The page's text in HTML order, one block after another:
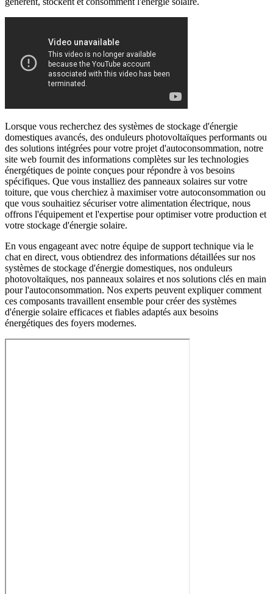
Lorsque vous recherchez des systèmes de stockage d'énergie
domestiques avancés, des onduleurs photovoltaïques performants ou
des solutions intégrées pour votre projet d'autoconsommation, notre
site web fournit des informations complètes sur les technologies
énergétiques de pointe conçues pour répondre à vos besoins
spécifiques. Que vous installiez des panneaux solaires sur votre
toiture, que vous cherchiez à maximiser votre autoconsommation ou
que vous souhaitiez sécuriser votre alimentation électrique, nous
offrons l'équipement et l'expertise pour optimiser votre production et
votre stockage d'énergie solaire.
En vous engageant avec notre équipe de support technique via le
chat en direct, vous obtiendrez des informations détaillées sur nos
systèmes de stockage d'énergie domestiques, nos onduleurs
photovoltaïques, nos panneaux solaires et nos solutions clés en main
pour l'autoconsommation. Nos experts peuvent expliquer comment
ces composants travaillent ensemble pour créer des systèmes
d'énergie solaire efficaces et fiables adaptés aux besoins
énergétiques des foyers modernes.